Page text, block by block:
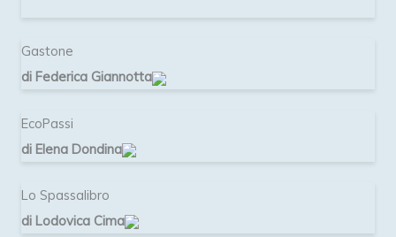
Gastone
di Federica Giannotta
EcoPassi
di Elena Dondina
Lo Spassalibro
di Lodovica Cima